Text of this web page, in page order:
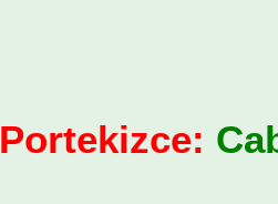
Portekizce: